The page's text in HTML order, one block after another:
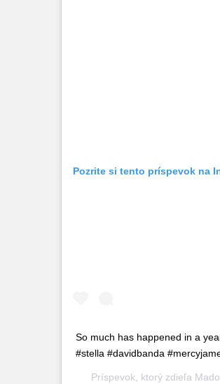
Pozrite si tento príspevok na
So much has happened in a
#stella #davidbanda
Príspevok, ktorý zdieľa